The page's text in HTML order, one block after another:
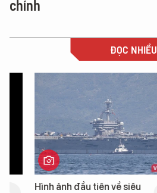
chính
ĐỌC NHIỀU
Hình ảnh đầu tiên về siêu